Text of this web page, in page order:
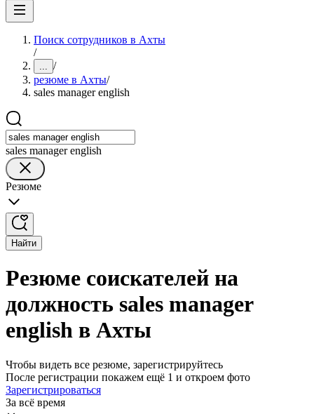
Поиск сотрудников в Ахты
/
... /
резюме в Ахты/
sales manager english
sales manager english
Резюме
Найти
Резюме соискателей на
должность sales manager
english в Ахты
Чтобы видеть все резюме, зарегистрируйтесь
После регистрации покажем ещё 1 и откроем фото
Зарегистрироваться
За всё время